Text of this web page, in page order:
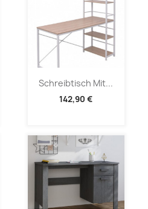
Schreibtisch Mit...
142,90 €